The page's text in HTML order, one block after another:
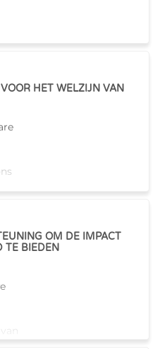
HET WELZIJN VAN
OM DE IMPACT
TE BIEDEN